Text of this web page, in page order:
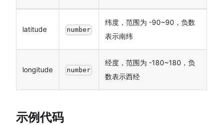
latitude number
纬度，范围为 -90~90，负数
表示南纬
longitude number
经度，范围为 -180~180，负
数表示西经
示例代码